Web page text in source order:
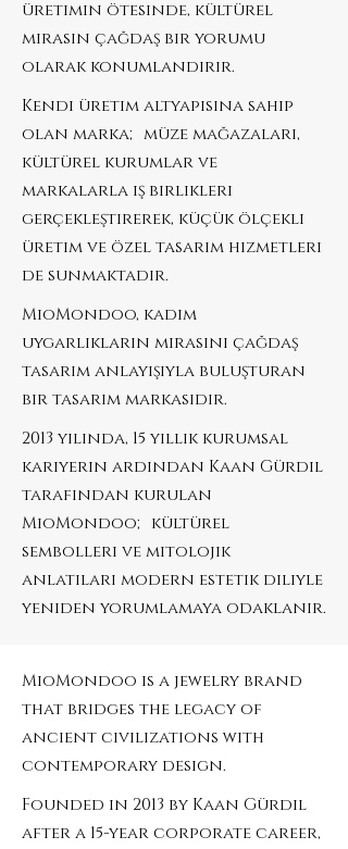
üretimin ötesinde, kültürel
mirasın çağdaş bir yorumu
olarak konumlandırır.
Kendi üretim altyapısına sahip
olan marka; müze mağazaları,
kültürel kurumlar ve
markalarla iş birlikleri
gerçekleştirerek, küçük ölçekli
üretim ve özel tasarım hizmetleri
de sunmaktadır.
MioMondoo, kadim
uygarlıkların mirasını çağdaş
tasarım anlayışıyla buluşturan
bir tasarım markasıdır.
2013 yılında, 15 yıllık kurumsal
kariyerin ardından Kaan Gürdil
tarafından kurulan
MioMondoo; kültürel
sembolleri ve mitolojik
anlatıları modern estetik diliyle
yeniden yorumlamaya odaklanır.
MioMondoo is a jewelry brand
that bridges the legacy of
ancient civilizations with
contemporary design.
Founded in 2013 by Kaan Gürdil
after a 15-year corporate career,